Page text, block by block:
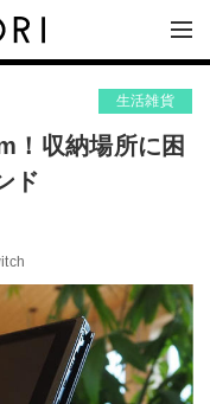
生活雑貨
！収納場所に困
ド